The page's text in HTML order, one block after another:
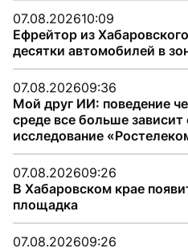
07.08.202610:09
Ефрейтор из
десятки автомобилей в
07.08.202609:36
Мой друг ИИ: поведение
среде все больше
исследование
07.08.202609:26
В Хабаровском крае
площадка
07.08.202609:26